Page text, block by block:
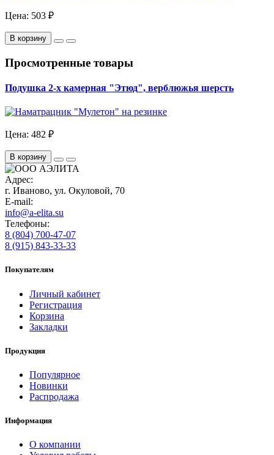
Цена: 503 ₽
В корзину
Просмотренные товары
Подушка 2-х камерная "Этюд", верблюжья шерсть
Цена: 482 ₽
В корзину
Адрес:
г. Иваново, ул. Окуловой, 70
E-mail:
info@a-elita.su
Телефоны:
8 (804) 700-47-07
8 (915) 843-33-33
Покупателям
Личный кабинет
Регистрация
Корзина
Закладки
Продукция
Популярное
Новинки
Распродажа
Информация
О компании